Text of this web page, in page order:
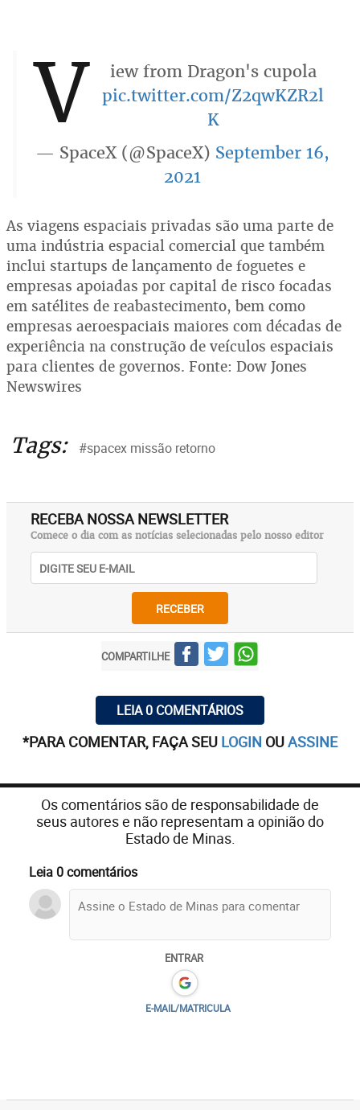
V
iew from Dragon's cupola
pic.twitter.com/Z2qwKZR2l
K
— SpaceX (@SpaceX) September 16,
2021
As viagens espaciais privadas são uma parte de
uma indústria espacial comercial que também
inclui startups de lançamento de foguetes e
empresas apoiadas por capital de risco focadas
em satélites de reabastecimento, bem como
empresas aeroespaciais maiores com décadas de
experiência na construção de veículos espaciais
para clientes de governos. Fonte: Dow Jones
Newswires
Tags: #spacex missão retorno
RECEBA NOSSA NEWSLETTER
Comece o dia com as notícias selecionadas pelo nosso editor
RECEBER
COMPARTILHE
LEIA 0 COMENTÁRIOS
*PARA COMENTAR, FAÇA SEU LOGIN OUASSINE
Os comentários são de responsabilidade de
seus autores e não representam a opinião do
Estado de Minas.
Leia 0 comentários
ENTRAR
E-MAIL/MATRICULA